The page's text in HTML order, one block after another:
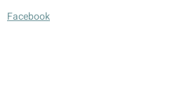
Facebook